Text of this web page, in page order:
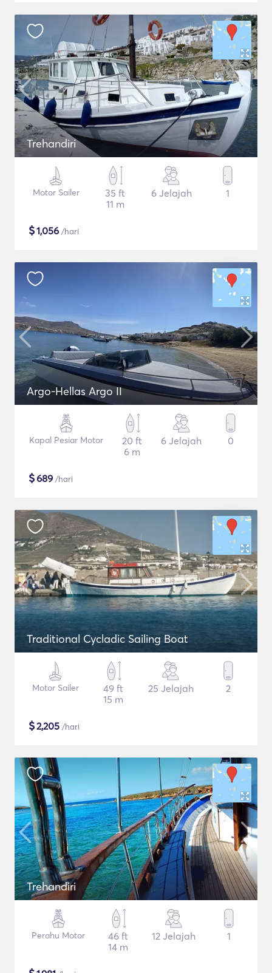
Trehandiri
Motor Sailer
35 ft
11 m
6 Jelajah 1
$1,056 /hari
Argo-Hellas Argo II
Kapal Pesiar Motor
20 ft
6 m
6 Jelajah 0
$689 /hari
Traditional Cycladic Sailing Boat
Motor Sailer
49 ft
15 m
25 Jelajah 2
$2,205 /hari
Trehandiri
Perahu Motor
46 ft
14 m
12 Jelajah 1